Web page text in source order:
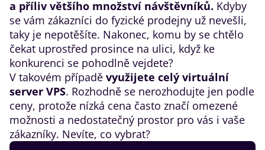
a příliv většího množství návštěvníků. Kdyby
se vám zákazníci do fyzické prodejny už nevešli,
taky je nepotěšíte. Nakonec, komu by se chtělo
čekat uprostřed prosince na ulici, když ke
konkurenci se pohodlně vejdete?
V takovém případě využijete celý virtuální
server VPS. Rozhodně se nerozhodujte jen podle
ceny, protože nízká cena často značí omezené
možnosti a nedostatečný prostor pro vás i vaše
zákazníky. Nevíte, co vybrat?